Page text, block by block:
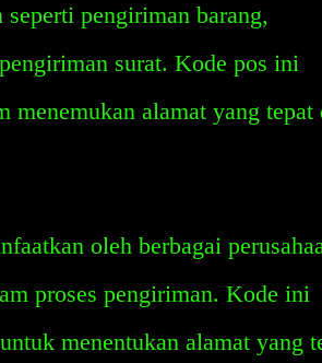
pengiriman barang,
surat. Kode pos ini
menemukan alamat yang tepat
oleh berbagai
proses pengiriman. Kode ini
menentukan alamat yang